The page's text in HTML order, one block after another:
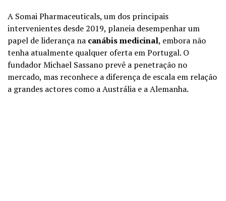
A Somai Pharmaceuticals, um dos principais
intervenientes desde 2019, planeia desempenhar um
papel de liderança na canábis medicinal, embora não
tenha atualmente qualquer oferta em Portugal. O
fundador Michael Sassano prevê a penetração no
mercado, mas reconhece a diferença de escala em relação
a grandes actores como a Austrália e a Alemanha.